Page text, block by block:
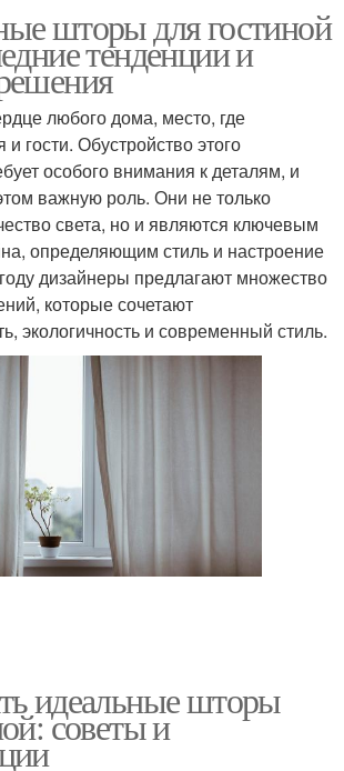
шторы для гостиной
тенденции и
любого дома, место, где
гости. Обустройство этого
особого внимания к деталям, и
важную роль. Они не только
света, но и являются ключевым
определяющим стиль и настроение
дизайнеры предлагают множество
которые сочетают
экологичность и современный стиль.
идеальные шторы
советы и